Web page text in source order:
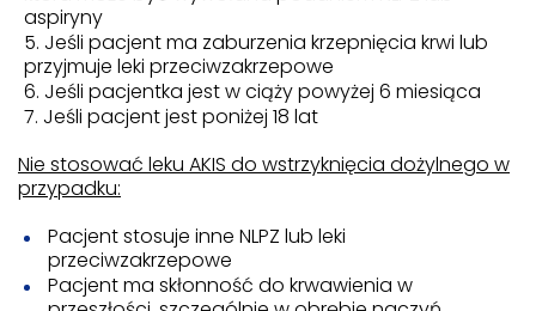
aspiryny
Jeśli pacjent ma zaburzenia krzepnięcia krwi lub
przyjmuje leki przeciwzakrzepowe
Jeśli pacjentka jest w ciąży powyżej 6 miesiąca
Jeśli pacjent jest poniżej 18 lat
Nie stosować leku AKIS do wstrzyknięcia dożylnego w
przypadku:
Pacjent stosuje inne NLPZ lub leki
przeciwzakrzepowe
Pacjent ma skłonność do krwawienia w